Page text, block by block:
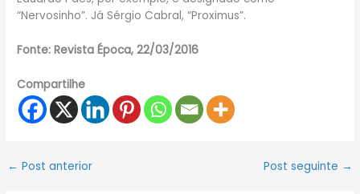
“Nervosinho”. Já Sérgio Cabral, “Proximus”.
Fonte: Revista Época, 22/03/2016
Compartilhe
← Post anterior Post seguinte →